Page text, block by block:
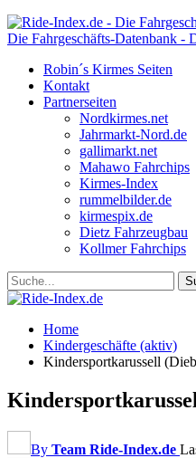
Die Fahrgeschäfts-Datenbank -
Robin´s Kirmes Seiten
Kontakt
Partnerseiten
Nordkirmes.net
Jahrmarkt-Nord.de
gallimarkt.net
Mahawo Fahrchips
Kirmes-Index
rummelbilder.de
kirmespix.de
Dietz Fahrzeugbau
Kollmer Fahrchips
Home
Kindergeschäfte (aktiv)
Kindersportkarussell
By Team Ride-Index.de